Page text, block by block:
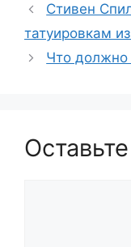
Стивен
татуировкам
Что